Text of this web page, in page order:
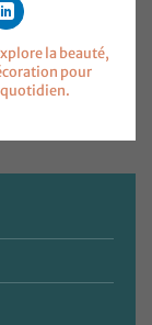
la beauté,
pour
quotidien.